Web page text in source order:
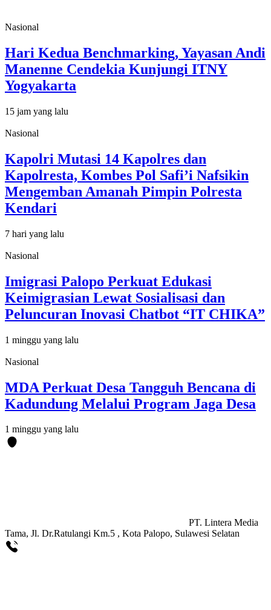
Nasional
Hari Kedua Benchmarking, Yayasan Andi
Manenne Cendekia Kunjungi ITNY
Yogyakarta
15 jam yang lalu
Nasional
Kapolri Mutasi 14 Kapolres dan
Kapolresta, Kombes Pol Safi’i Nafsikin
Mengemban Amanah Pimpin Polresta
Kendari
7 hari yang lalu
Nasional
Imigrasi Palopo Perkuat Edukasi
Keimigrasian Lewat Sosialisasi dan
Peluncuran Inovasi Chatbot “IT CHIKA”
1 minggu yang lalu
Nasional
MDA Perkuat Desa Tangguh Bencana di
Kadundung Melalui Program Jaga Desa
1 minggu yang lalu
PT. Lintera Media
Tama, Jl. Dr.Ratulangi Km.5 , Kota Palopo, Sulawesi Selatan